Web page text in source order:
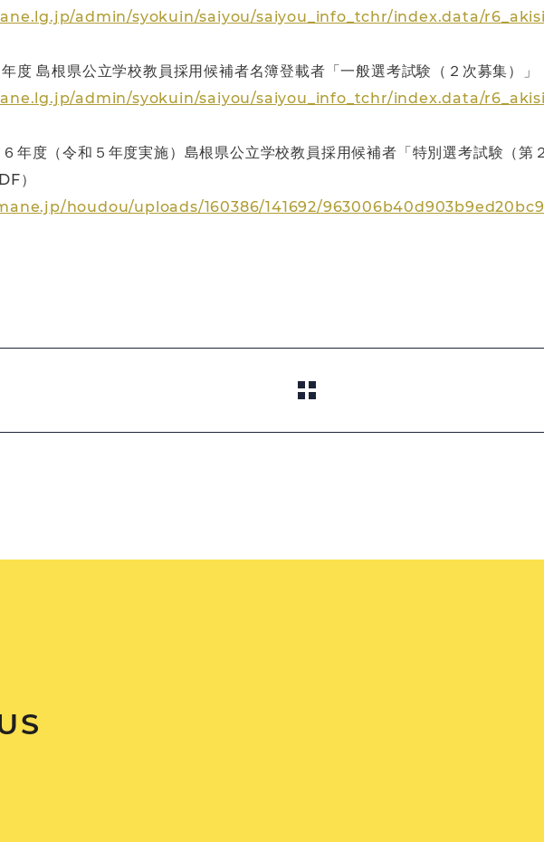
admin/syokuin/saiyou/saiyou_info_tchr/index.data/
度 島根県公立学校教員採用候補者名簿登載者「一般選考試験（２次募集）」
admin/syokuin/saiyou/saiyou_info_tchr/index.data/
年度（令和５年度実施）島根県公立学校教員採用候補者「特別選考試験（第
）
houdou/uploads/160386/141692/